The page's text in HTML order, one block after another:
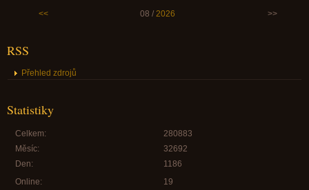
<< 08 / 2026 >>
RSS
Přehled zdrojů
Statistiky
Online: 19
Celkem:
280883
Měsíc:
32692
Den:
1186